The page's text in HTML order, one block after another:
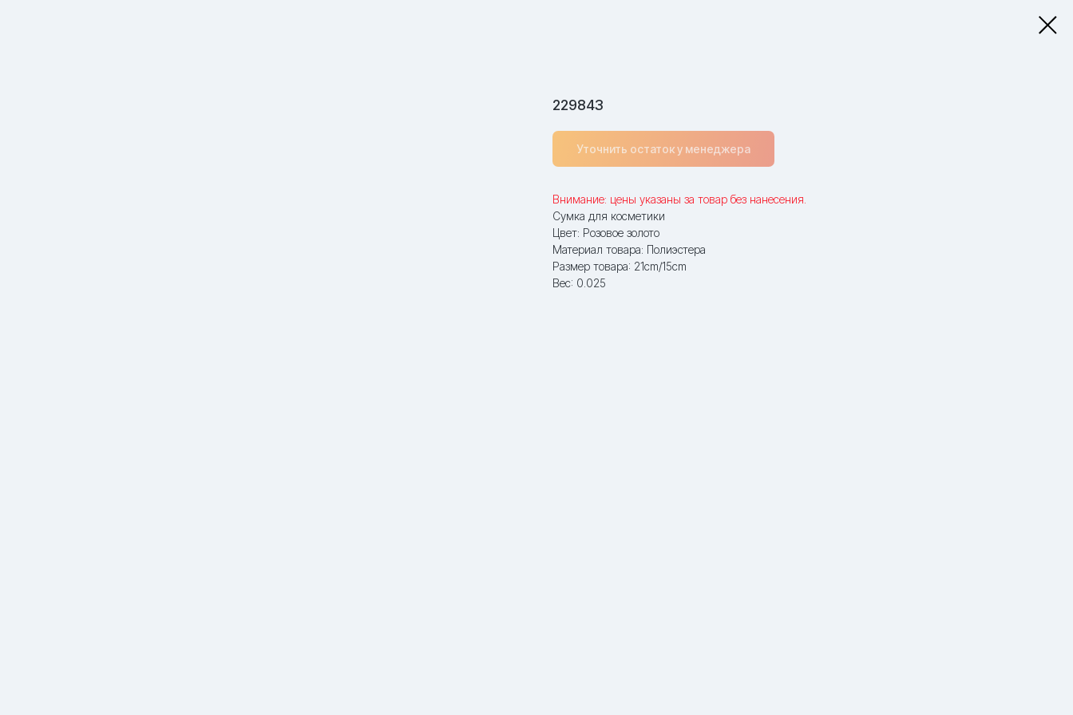
229843
Уточнить остаток у менеджера
Внимание: цены указаны за товар без нанесения.
Сумка для косметики
Цвет: Розовое золото
Материал товара: Полиэстера
Размер товара: 21cm/15cm
Вес: 0.025